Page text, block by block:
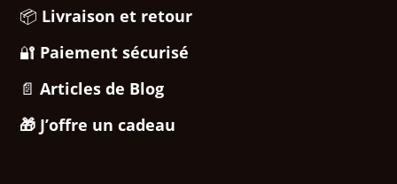
📦 Livraison et retour
🔐 Paiement sécurisé
📄Articles de Blog
🎁 J’offre un cadeau